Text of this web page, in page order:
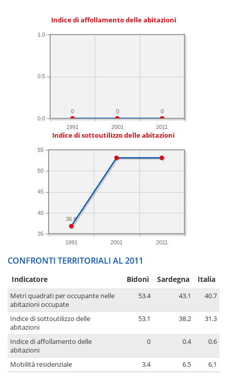
Indice di affollamento delle abitazioni
1991 2001 2011
0.0
0.5
1.0
0
0
0
Indice di sottoutilizzo delle abitazioni
1991 2001 2011
35
40
45
50
55
36.8
CONFRONTI TERRITORIALI AL 2011
Indicatore Bidonì Sardegna Italia
Metri quadrati per occupante nelle
abitazioni occupate
53.4 43.1 40.7
Indice di sottoutilizzo delle
abitazioni
53.1 38.2 31.3
Indice di affollamento delle
abitazioni
0 0.4 0.6
Mobilità residenziale 3.4 6.5 6.1